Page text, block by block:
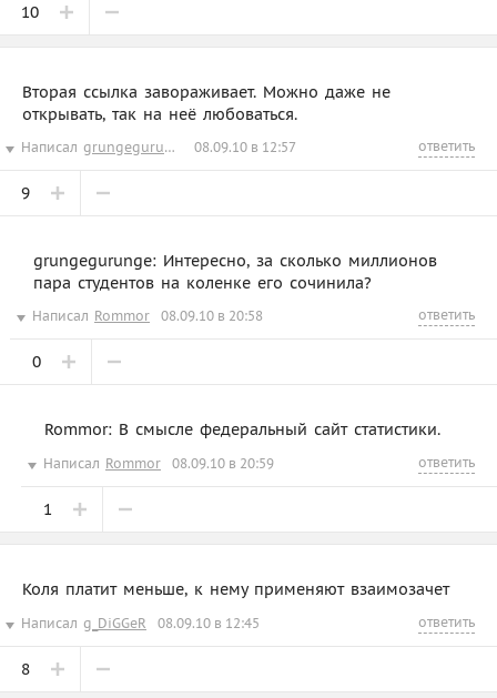
10
Вторая ссылка завораживает. Можно даже не
открывать, так на неё любоваться.
Написал grungegurunge 08.09.10 в 12:57 ответить
9
grungegurunge: Интересно, за сколько миллионов
пара студентов на коленке его сочинила?
Написал Rommor 08.09.10 в 20:58 ответить
0
Rommor: В смысле федеральный сайт статистики.
Написал Rommor 08.09.10 в 20:59 ответить
1
Коля платит меньше, к нему применяют взаимозачет
Написал g_DiGGeR 08.09.10 в 12:45 ответить
8